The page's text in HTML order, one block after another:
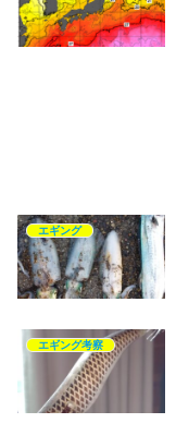
エギング
エギング考察